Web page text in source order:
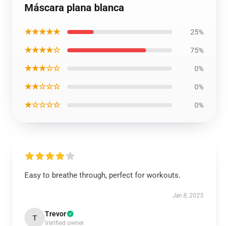
Máscara plana blanca
★★★★★ 25%
★★★★☆ 75%
★★★☆☆ 0%
★★☆☆☆ 0%
★☆☆☆☆ 0%
Easy to breathe through, perfect for workouts.
Jan 8, 2025
T Trevor
Verified owner